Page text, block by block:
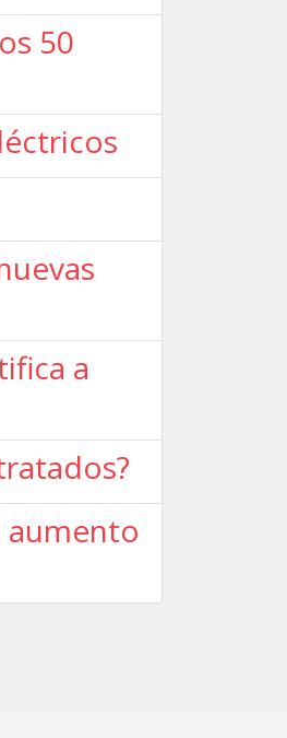
50
a
aumento